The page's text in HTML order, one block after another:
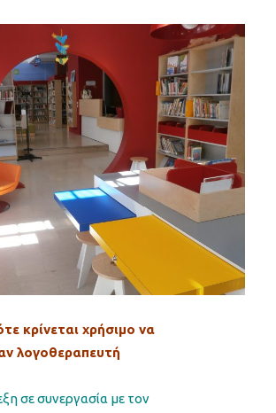
κρίνεται χρήσιμο να
λογοθεραπευτή
σε συνεργασία με τον